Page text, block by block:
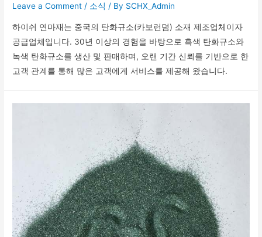
Leave a Comment / 소식 / By SCHX_Admin
하이쉬 연마재는 중국의 탄화규소(카보런덤) 소재 제조업체이자
공급업체입니다. 30년 이상의 경험을 바탕으로 흑색 탄화규소와
녹색 탄화규소를 생산 및 판매하며, 오랜 기간 신뢰를 기반으로 한
고객 관계를 통해 많은 고객에게 서비스를 제공해 왔습니다.